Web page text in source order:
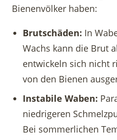
Bienenvölker haben:
Brutschäden: In
Wachs kann die Brut
entwickeln sich nicht
von den Bienen
Instabile Waben:
niedrigeren
Bei sommerlichen